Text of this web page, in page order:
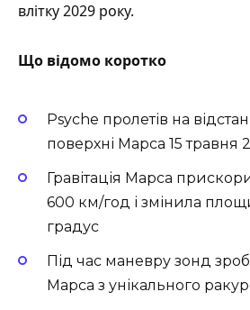
влітку 2029 року.
Що відомо коротко
Psyche пролетів на
поверхні Марса 15 травня
Гравітація Марса
600 км/год і змінила
градус
Під час маневру зонд
Марса з унікального